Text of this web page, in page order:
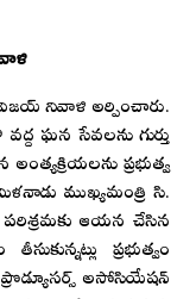
విజయ్ నివాళి అర్పించారు.
ఘన సేవలను గుర్తు
ప్రభుత్వ
ముఖ్యమంత్రి సి.
ఆయన చేసిన
ప్రభుత్వం
అసోసియేషన్